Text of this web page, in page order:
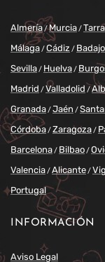
Almería/Murcia/
Málaga/Cádiz /
Sevilla/ Huelva/
Madrid /Valladolid /
Granada/Jaén /
Córdoba/Zaragoza/
Barcelona/ Bilbao/
Valencia/Alicante/
Portugal
INFORMACIÓN
Aviso Legal